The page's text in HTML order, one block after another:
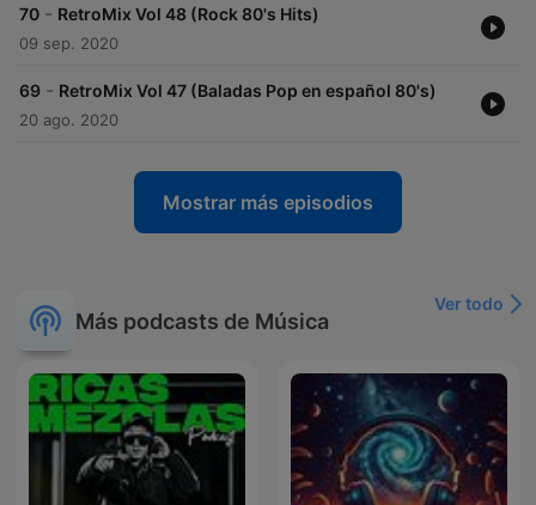
70 - RetroMix Vol 48 (Rock 80's Hits)
09 sep. 2020
69 - RetroMix Vol 47 (Baladas Pop en español 80's)
20 ago. 2020
Mostrar más episodios
Más podcasts de Música
Ver todo